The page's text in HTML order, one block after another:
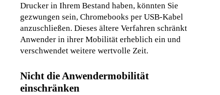
Drucker in Ihrem Bestand haben, könnten Sie
gezwungen sein, Chromebooks per USB-Kabel
anzuschließen. Dieses ältere Verfahren schränkt
Anwender in ihrer Mobilität erheblich ein und
verschwendet weitere wertvolle Zeit.
Nicht die Anwendermobilität
einschränken